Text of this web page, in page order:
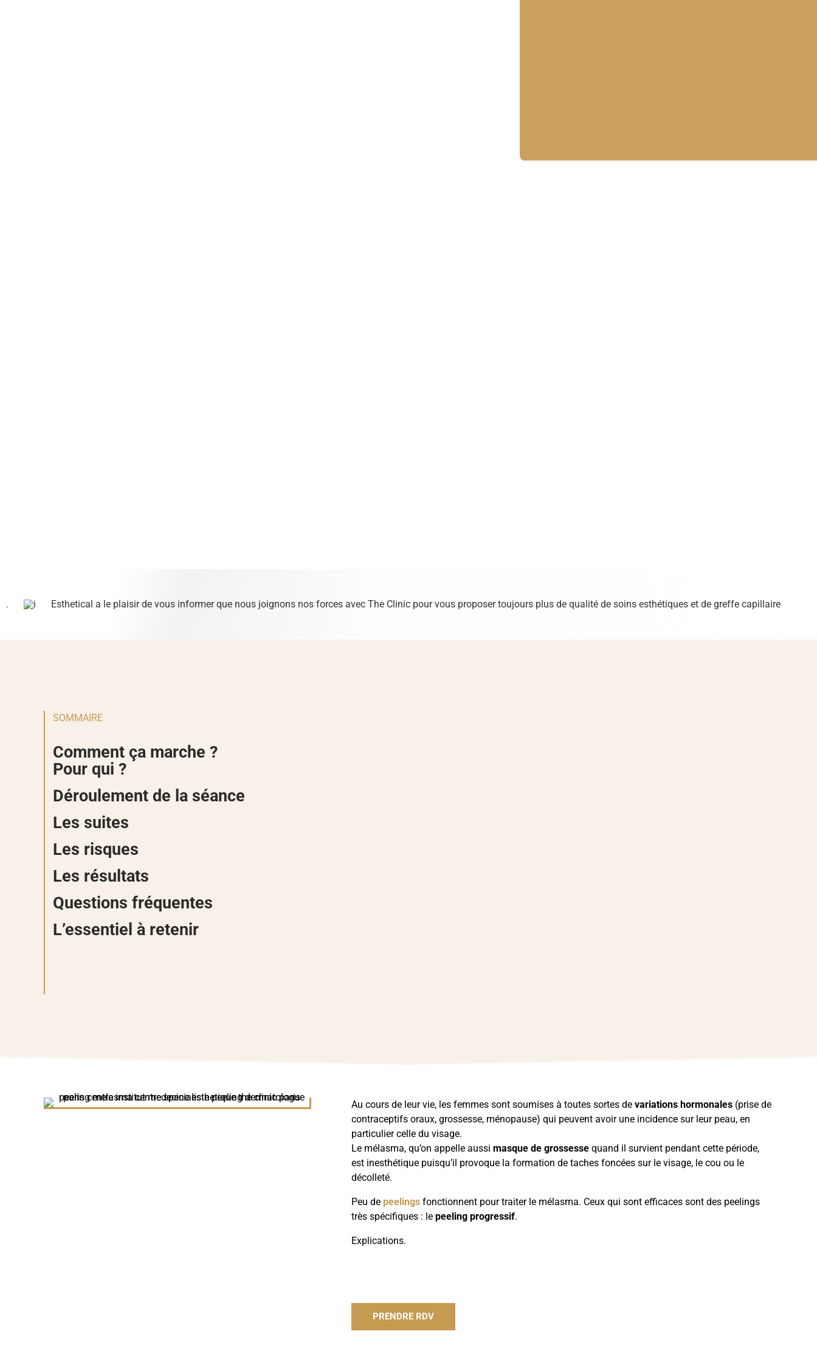
. Esthetical a le plaisir de vous informer que nous joignons nos forces avec The Clinic pour vous proposer toujours plus de qualité de soins esthétiques et de greffe capillaire
SOMMAIRE
Comment ça marche ?
Pour qui ?
Déroulement de la séance
Les suites
Les risques
Les résultats
Questions fréquentes
L’essentiel à retenir
Au cours de leur vie, les femmes sont soumises à toutes sortes devariations hormonales (prise de
contraceptifs oraux, grossesse, ménopause) qui peuvent avoir une incidence sur leur peau, en
particulier celle du visage.
Le mélasma, qu’on appelle aussimasque de grossesse quand il survient pendant cette période,
est inesthétique puisqu’il provoque la formation de taches foncées sur le visage, le cou ou le
décolleté.
Peu de peelings fonctionnent pour traiter le mélasma. Ceux qui sont efficaces sont des peelings
très spécifiques : lepeeling progressif.
Explications.
PRENDRE RDV